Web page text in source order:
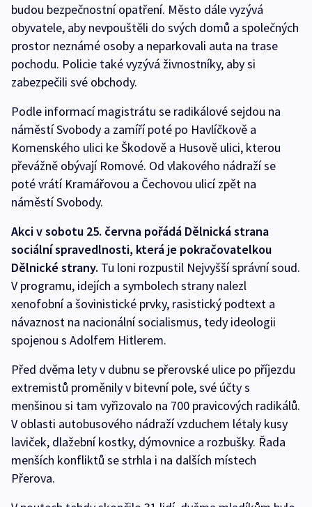
budou bezpečnostní opatření. Město dále vyzývá
obyvatele, aby nevpouštěli do svých domů a společných
prostor neznámé osoby a neparkovali auta na trase
pochodu. Policie také vyzývá živnostníky, aby si
zabezpečili své obchody.
Podle informací magistrátu se radikálové sejdou na
náměstí Svobody a zamíří poté po Havlíčkově a
Komenského ulici ke Škodově a Husově ulici, kterou
převážně obývají Romové. Od vlakového nádraží se
poté vrátí Kramářovou a Čechovou ulicí zpět na
náměstí Svobody.
Akci v sobotu 25. června pořádá Dělnická strana
sociální spravedlnosti, která je pokračovatelkou
Dělnické strany. Tu loni rozpustil Nejvyšší správní soud.
V programu, idejích a symbolech strany nalezl
xenofobní a šovinistické prvky, rasistický podtext a
návaznost na nacionální socialismus, tedy ideologii
spojenou s Adolfem Hitlerem.
Před dvěma lety v dubnu se přerovské ulice po příjezdu
extremistů proměnily v bitevní pole, své účty s
menšinou si tam vyřizovalo na 700 pravicových radikálů.
V oblasti autobusového nádraží vzduchem létaly kusy
laviček, dlažební kostky, dýmovnice a rozbušky. Řada
menších konfliktů se strhla i na dalších místech
Přerova.